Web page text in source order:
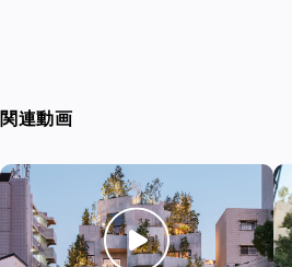
関連動画
映像を再生する